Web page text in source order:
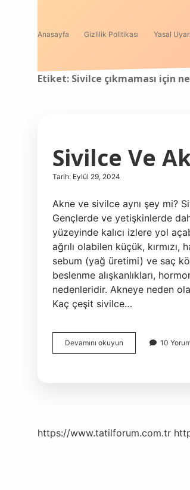
Anasayfa Gizlilik Politikası Yasal Uyarı
Etiket: Sivilce çıkmaması için
Sivilce Ve
Tarih: Eylül 29, 2024
Akne ve sivilce aynı şey mi?
Gençlerde ve yetişkinlerde
yüzeyinde kalıcı izlere yol
ağrılı olabilen küçük,
sebum (yağ üretimi) ve saç
beslenme alışkanlıkları,
nedenleridir. Akneye neden
Kaç çeşit sivilce…
Devamını okuyun
Ve
10
https://www.tatilforum.com.tr